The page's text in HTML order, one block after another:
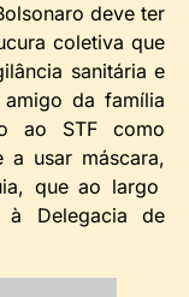
deve ter
coletiva que
sanitária e
da família
ao STF como
a usar máscara,
que ao largo
Delegacia de